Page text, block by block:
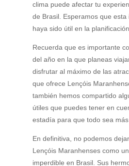
clima puede afectar tu
de Brasil. Esperamos que esta
haya sido útil en la
Recuerda que es importante
del año en la que planeas
disfrutar al máximo de las
que ofrece Lençóis
también hemos compartido
útiles que puedes tener en
estadía para que todo sea más
En definitiva, no podemos
Lençóis Maranhenses como
imperdible en Brasil. Sus